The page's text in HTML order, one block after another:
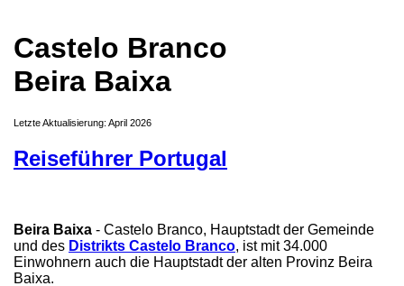
Castelo Branco
Beira Baixa
Letzte Aktualisierung: April 2026
Reiseführer Portugal
Beira Baixa - Castelo Branco, Hauptstadt der Gemeinde
und des Distrikts Castelo Branco, ist mit 34.000
Einwohnern auch die Hauptstadt der alten Provinz Beira
Baixa.